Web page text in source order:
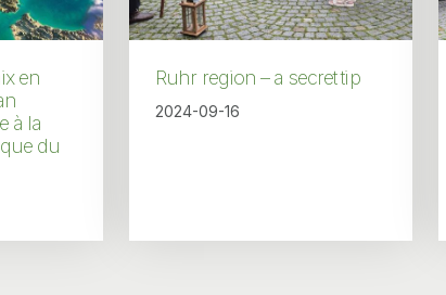
en
à la
du
Ruhr region – a secret tip
2024-09-16